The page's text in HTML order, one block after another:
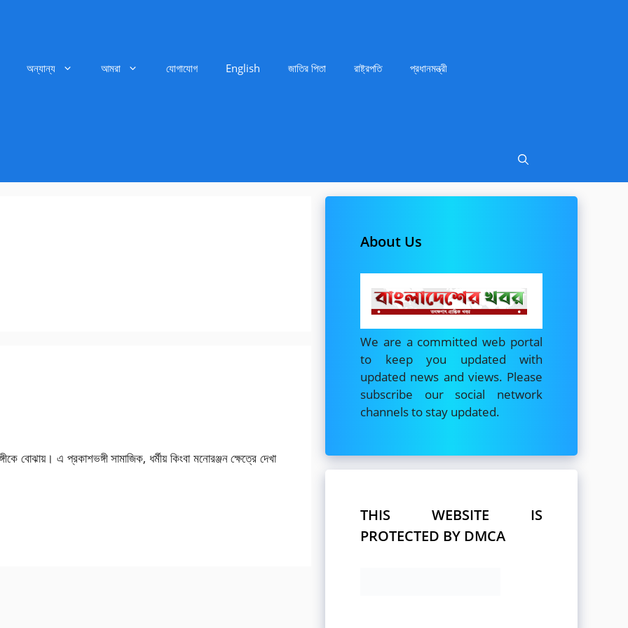
অন্যান্য আমরা যোগাযোগ English জাতির পিতা রাষ্ট্রপতি প্রধানমন্ত্রী
বোঝায়। এ প্রকাশভঙ্গী সামাজিক, ধর্মীয় কিংবা মনোরঞ্জন ক্ষেত্রে দেখা
About Us
We are a committed web portal
to keep you updated with
updated news and views. Please
subscribe our social network
channels to stay updated.
THIS WEBSITE IS
PROTECTED BY DMCA